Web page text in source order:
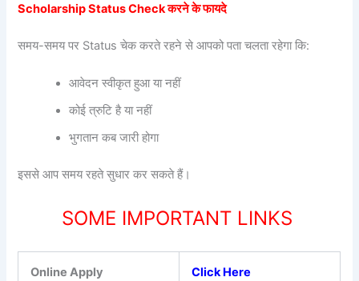
Scholarship Status Check करने के फायदे
समय-समय पर Status चेक करते रहने से आपको पता चलता रहेगा कि:
आवेदन स्वीकृत हुआ या नहीं
कोई त्रुटि है या नहीं
भुगतान कब जारी होगा
इससे आप समय रहते सुधार कर सकते हैं।
SOME IMPORTANT LINKS
Online Apply Click Here